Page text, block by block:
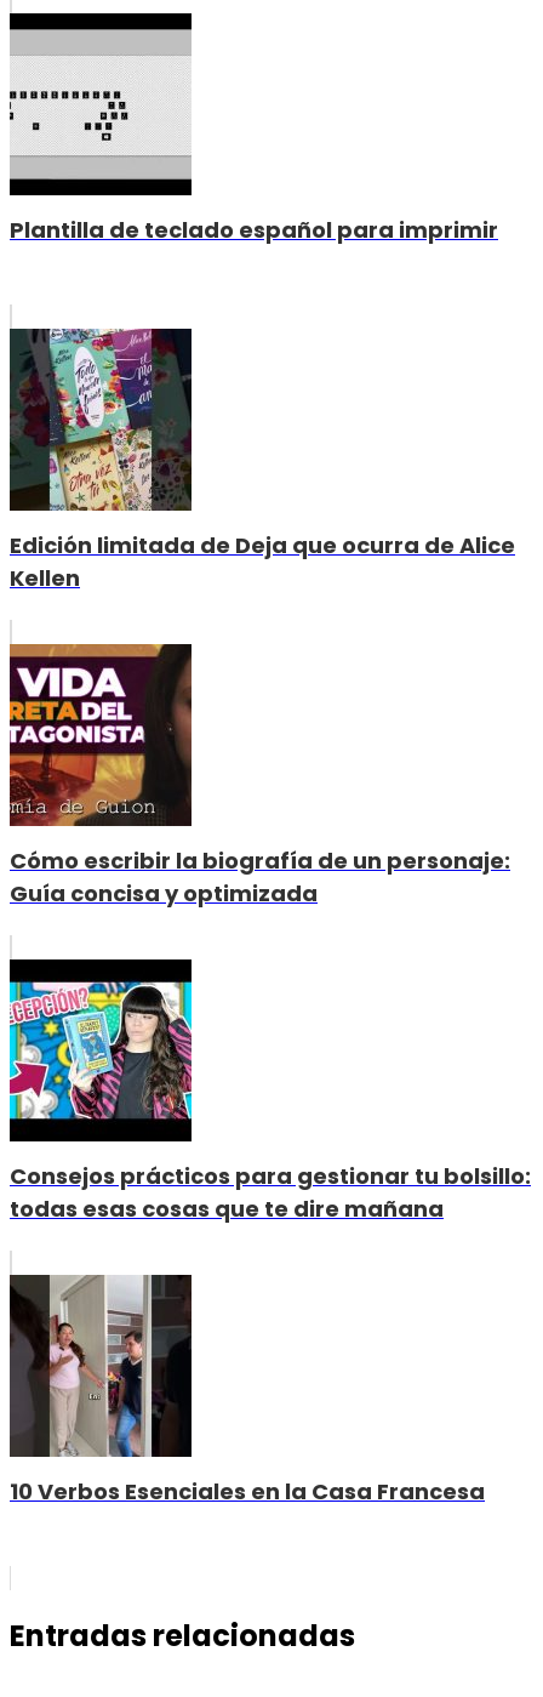
Plantilla de teclado español para imprimir
Edición limitada de Deja que ocurra de Alice
Kellen
Cómo escribir la biografía de un personaje:
Guía concisa y optimizada
Consejos prácticos para gestionar tu bolsillo:
todas esas cosas que te dire mañana
10 Verbos Esenciales en la Casa Francesa
Entradas relacionadas